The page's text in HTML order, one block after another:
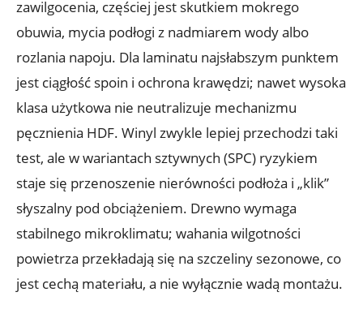
zawilgocenia, częściej jest skutkiem mokrego
obuwia, mycia podłogi z nadmiarem wody albo
rozlania napoju. Dla laminatu najsłabszym punktem
jest ciągłość spoin i ochrona krawędzi; nawet wysoka
klasa użytkowa nie neutralizuje mechanizmu
pęcznienia HDF. Winyl zwykle lepiej przechodzi taki
test, ale w wariantach sztywnych (SPC) ryzykiem
staje się przenoszenie nierówności podłoża i „klik”
słyszalny pod obciążeniem. Drewno wymaga
stabilnego mikroklimatu; wahania wilgotności
powietrza przekładają się na szczeliny sezonowe, co
jest cechą materiału, a nie wyłącznie wadą montażu.